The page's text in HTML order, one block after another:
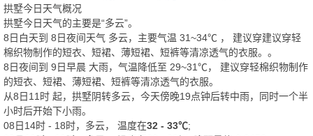
拱墅今日天气概况
拱墅今日天气的主要是“多云”。
8日白天到 8日夜间天气 多云，主要气温 31~34℃ ， 建议穿建议穿轻
棉织物制作的短衣、短裙、薄短裙、短裤等清凉透气的衣服。 。
8日夜间到 9日早晨 大雨，气温降低至 29~31℃， 建议穿轻棉织物制作
的短衣、短裙、薄短裙、短裤等清凉透气的衣服。
从8日11时 起，拱墅阴转多云，今天傍晚19点钟后转中雨，同时一个半
小时后开始下小雨。
08日14时 - 18时，多云， 温度在32 - 33℃;